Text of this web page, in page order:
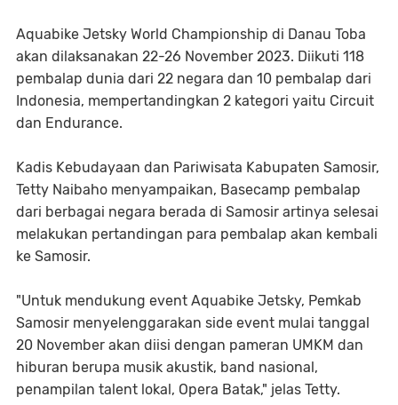
Aquabike Jetsky World Championship di Danau Toba
akan dilaksanakan 22-26 November 2023. Diikuti 118
pembalap dunia dari 22 negara dan 10 pembalap dari
Indonesia, mempertandingkan 2 kategori yaitu Circuit
dan Endurance.
Kadis Kebudayaan dan Pariwisata Kabupaten Samosir,
Tetty Naibaho menyampaikan, Basecamp pembalap
dari berbagai negara berada di Samosir artinya selesai
melakukan pertandingan para pembalap akan kembali
ke Samosir.
"Untuk mendukung event Aquabike Jetsky, Pemkab
Samosir menyelenggarakan side event mulai tanggal
20 November akan diisi dengan pameran UMKM dan
hiburan berupa musik akustik, band nasional,
penampilan talent lokal, Opera Batak," jelas Tetty.